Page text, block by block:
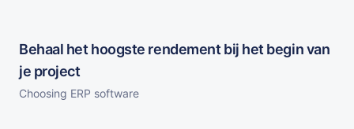
Behaal het hoogste rendement bij het begin van
je project
Choosing ERP software